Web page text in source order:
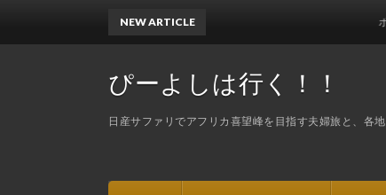
ぴーよしは行く！！
日産サファリでアフリカ喜望峰を目指す夫婦旅と、各地
NEW ARTICLE ポルトガル